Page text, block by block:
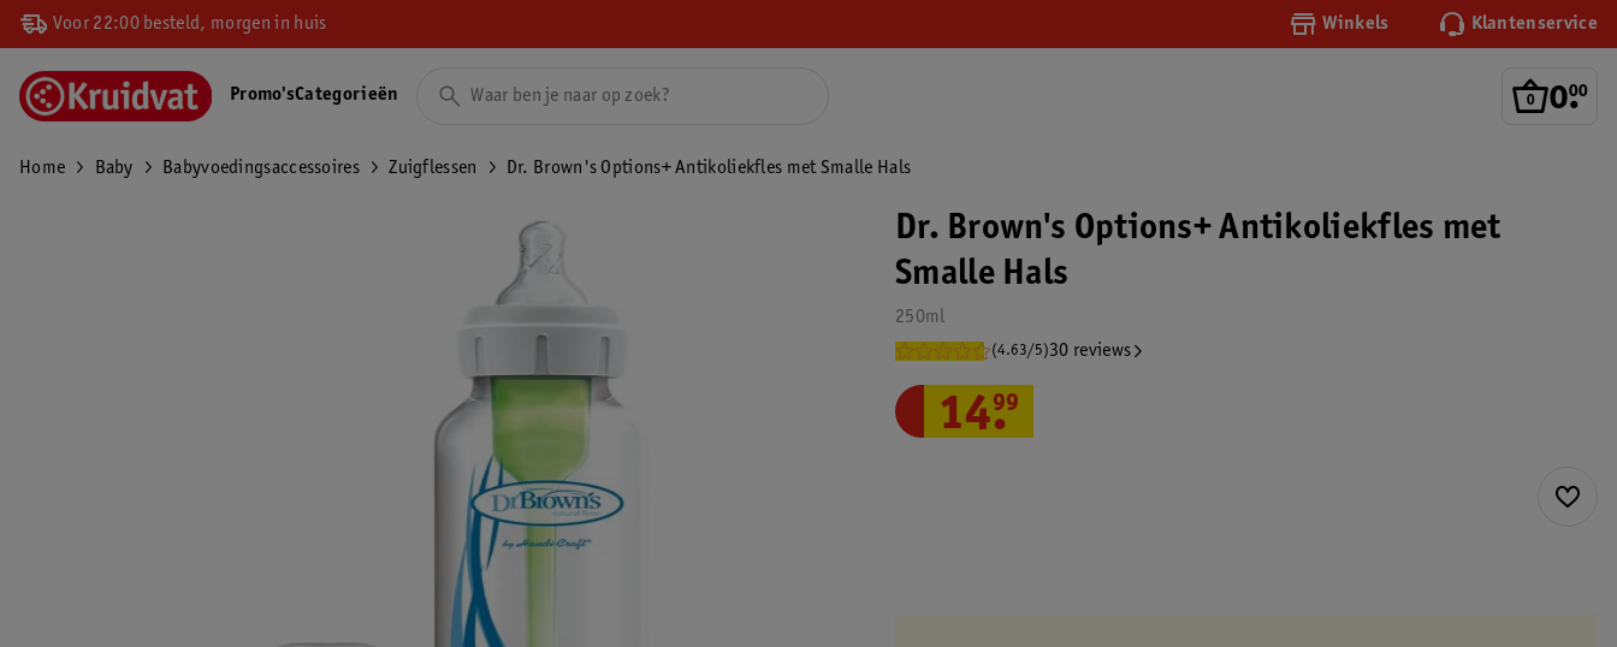
Voor 22:00 besteld, morgen in huis Winkels Klantenservice
0.
00
Promo'sCategorieën
Home Baby Babyvoedingsaccessoires Zuigflessen Dr. Brown's Options+ Antikoliekfles met Smalle Hals
Dr. Brown's Options+ Antikoliekfles met
Smalle Hals
250ml
(4.63/5)30 reviews
14.
99